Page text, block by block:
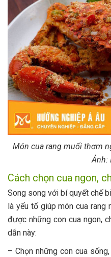
Món cua rang muối thơm
Ảnh:
Cách chọn cua ngon,
Song song với bí quyết chế
là yếu tố giúp món cua
được những con cua ngon,
dẫn này:
– Chọn những con cua